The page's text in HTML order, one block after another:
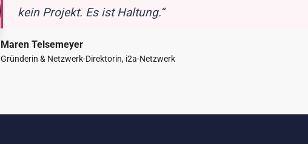
kein Projekt. Es ist Haltung.“
Maren Telsemeyer
Gründerin & Netzwerk-Direktorin, i2a-Netzwerk